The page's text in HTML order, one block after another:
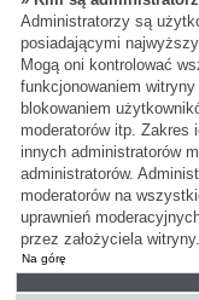
Administratorzy są
posiadającymi
Mogą oni kontrolować
funkcjonowaniem witryny
blokowaniem
moderatorów itp. Zakres
innych administratorów
administratorów.
moderatorów na
uprawnień
przez założyciela witryny.
Na górę